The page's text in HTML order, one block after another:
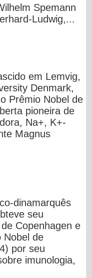
Spemann
Ludwig,...
em Lemvig,
Denmark,
Prêmio Nobel de
pioneira de
Na+, K+-
Magnus
dinamarquês
seu
Copenhagen e
Nobel de
por seu
imunologia,